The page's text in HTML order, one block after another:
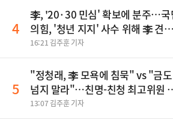
4
李, '20·30 민심' 확보에 분주…국
의힘, '청년 지지' 사수 위해 李 견제
사활
16:21 김주훈 기자
5
"정청래, 李 모욕에 침묵" vs "금도
넘지 말라"…친명-친청 최고위원
보, 제주서 격돌
13:07 김주훈 기자